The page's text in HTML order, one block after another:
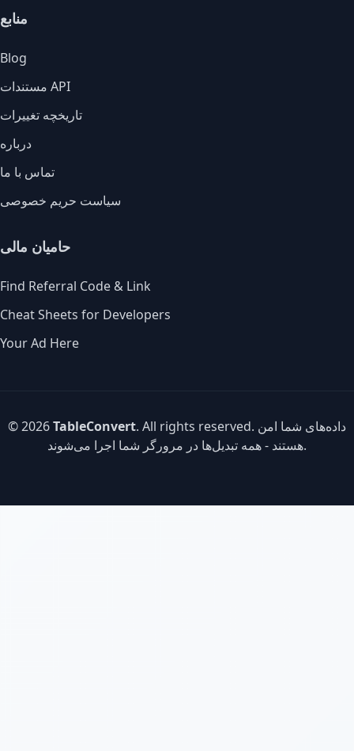
منابع
Blog
مستندات API
تاریخچه تغییرات
درباره
تماس با ما
سیاست حریم خصوصی
حامیان مالی
Find Referral Code & Link
Cheat Sheets for Developers
Your Ad Here
© 2026TableConvert. All rights reserved. داده‌های شما امن
هستند - همه تبدیل‌ها در مرورگر شما اجرا می‌شوند.